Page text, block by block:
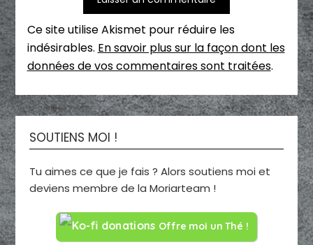
Ce site utilise Akismet pour réduire les
indésirables. En savoir plus sur la façon dont les
données de vos commentaires sont traitées.
SOUTIENS MOI !
Tu aimes ce que je fais ? Alors soutiens moi et
deviens membre de la Moriarteam !
Offre moi un Thé !